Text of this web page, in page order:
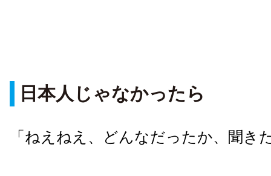
日本人じゃなかったら
「ねえねえ、どんなだったか、聞き